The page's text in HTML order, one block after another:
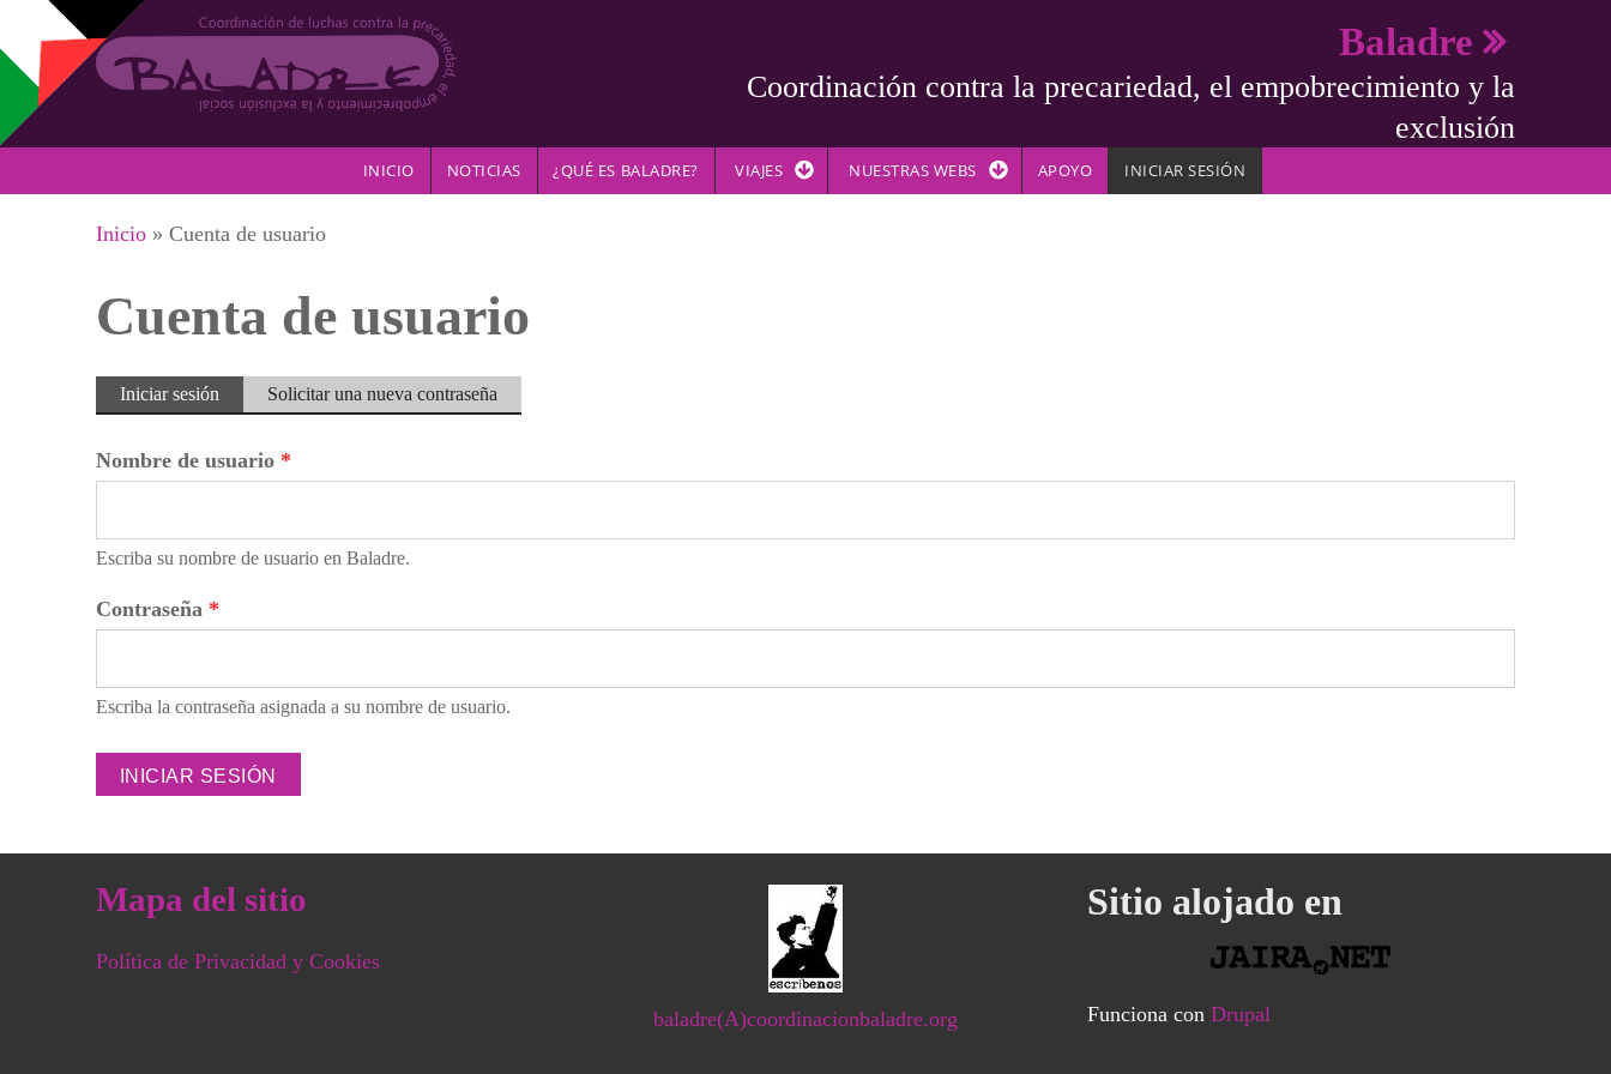
Pasar al contenido principal
Baladre
Coordinación contra la precariedad, el empobrecimiento y la
exclusión
INICIO NOTICIAS ¿QUÉ ES BALADRE? VIAJES NUESTRAS WEBS APOYO INICIAR SESIÓN
Se encuentra usted aquí
Inicio » Cuenta de usuario
Cuenta de usuario
Solapas principales
Iniciar sesión (solapaSolicitar una nueva contraseña
Nombre de usuario *
Escriba su nombre de usuario en Baladre.
Contraseña *
Escriba la contraseña asignada a su nombre de usuario.
Mapa del sitio
Política de Privacidad y Cookies
baladre(A)coordinacionbaladre.org
Sitio alojado en
Funciona con Drupal